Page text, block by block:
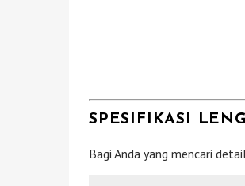
SPESIFIKASI
Bagi Anda yang mencari